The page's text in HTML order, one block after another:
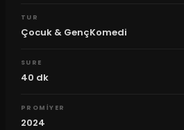
TUR
Çocuk & GençKomedi
SURE
40 dk
PROMIYER
2024